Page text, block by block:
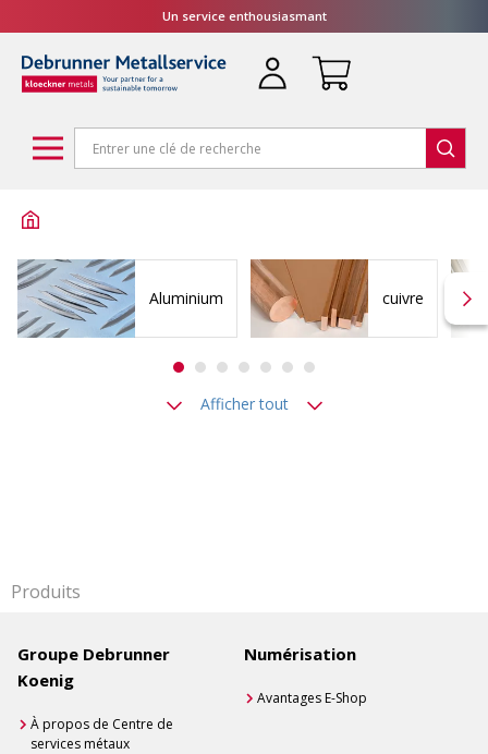
Un service enthousiasmant
Aluminium cuivre
Afficher tout
Produits
Groupe Debrunner
Koenig
À propos de Centre de
services métaux
Numérisation
Avantages E-Shop